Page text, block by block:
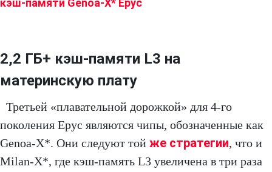
2,2 ГБ+ кэш-памяти L3 на
материнскую плату
Третьей «плавательной дорожкой» для 4-го
поколения Epyc являются чипы, обозначенные как
Genoa-X*. Они следуют той же стратегии, что и
Milan-X*, где кэш-память L3 увеличена в три раза